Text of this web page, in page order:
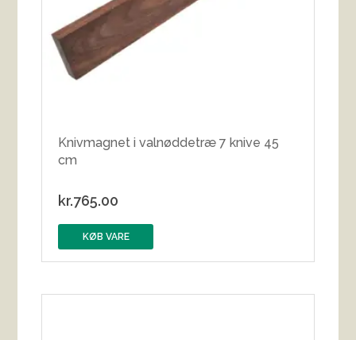
Knivmagnet i valnøddetræ 7 knive 45
cm
kr.765.00
KØB VARE